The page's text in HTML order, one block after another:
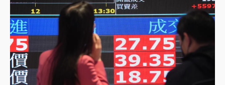
最好玩的父親節！「爸氣集合」出發工程冒險島 邀社
福孩童齊暢玩
強風長浪襲馬祖！「白海豚」逼近劃設警戒區 違規戲
水觀浪恐重罰失血
白海豚瘦身！中部以北防劇烈降水 本周天氣展望「多
雨不穩定」